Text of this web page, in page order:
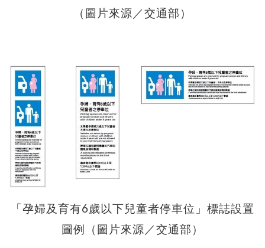
（圖片來源／交通部）
「孕婦及育有6歲以下兒童者停車位」標誌設置
圖例（圖片來源／交通部）